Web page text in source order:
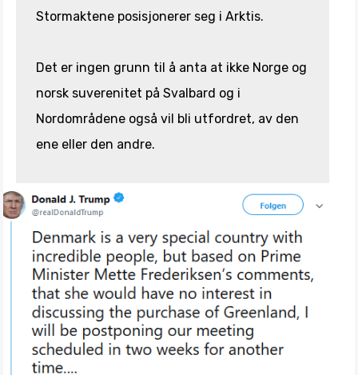
Stormaktene posisjonerer seg i Arktis.
Det er ingen grunn til å anta at ikke Norge og
norsk suverenitet på Svalbard og i
Nordområdene også vil bli utfordret, av den
ene eller den andre.